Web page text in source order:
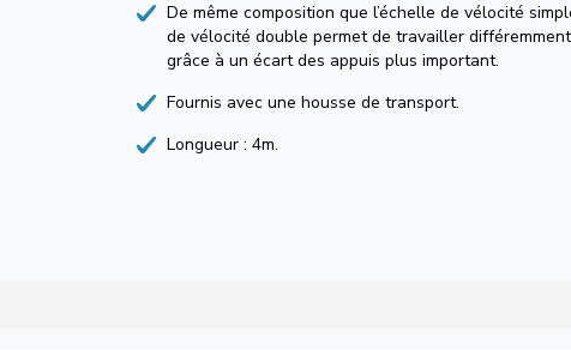
De même composition que l’échelle de vélocité
de vélocité double permet de travailler
grâce à un écart des appuis plus important.
Fournis avec une housse de transport.
Longueur : 4m.